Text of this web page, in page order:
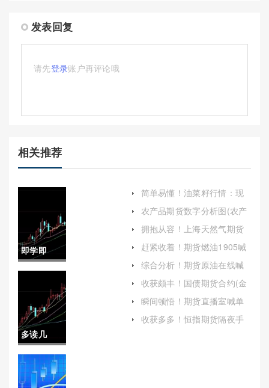
发表回复
请先登录账户再评论哦
相关推荐
即学即
用！期货
单：揭秘
背后的风
险与防范
多读几
遍！正规
期货喊单
简单易懂！油菜籽行情：现
农产品期货数字分析图(农产
拥抱从容！上海天然气期货
入这一市场)
赶紧收着！期货燃油1905喊
号和操作建议）
综合分析！期货原油在线喊
收获颇丰！国债期货合约(金
具)
瞬间顿悟！期货直播室喊单
把握市场动态）
收获多多！恒指期货隔夜手